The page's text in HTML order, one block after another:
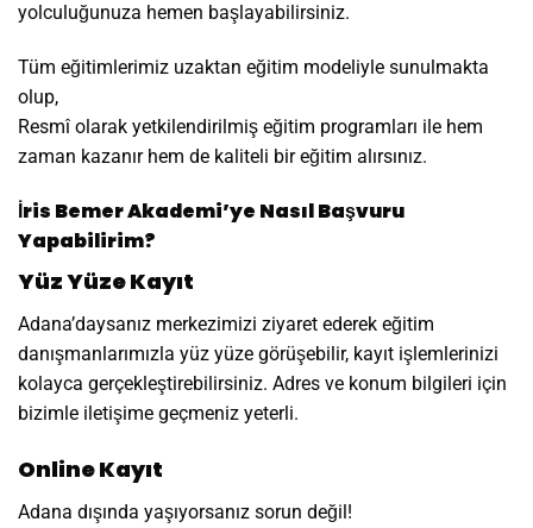
yolculuğunuza hemen başlayabilirsiniz.
Tüm eğitimlerimiz uzaktan eğitim modeliyle sunulmakta
olup,
Resmî olarak yetkilendirilmiş eğitim programları ile hem
zaman kazanır hem de kaliteli bir eğitim alırsınız.
İris Bemer Akademi’ye Nasıl Başvuru
Yapabilirim?
Yüz Yüze Kayıt
Adana’daysanız merkezimizi ziyaret ederek eğitim
danışmanlarımızla yüz yüze görüşebilir, kayıt işlemlerinizi
kolayca gerçekleştirebilirsiniz. Adres ve konum bilgileri için
bizimle iletişime geçmeniz yeterli.
Online Kayıt
Adana dışında yaşıyorsanız sorun değil!